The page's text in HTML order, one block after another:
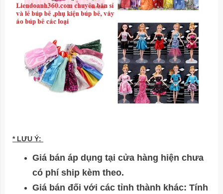
* LƯU Ý:
Giá bán áp dụng tại cửa hàng hiện chưa
có phí ship kèm theo.
Giá bán đối với các tỉnh thành khác: Tính